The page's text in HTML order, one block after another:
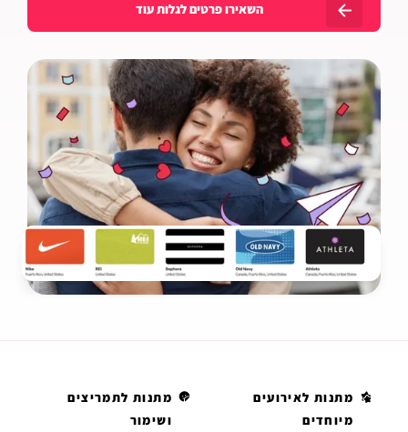
השאירו פרטים לגלות עוד
מתנות לאירועים
מיוחדים
מתנות לתמריצים
ושימור